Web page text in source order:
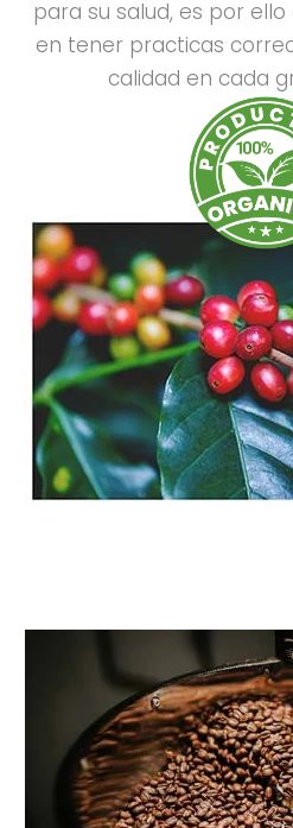
para su salud, es por
en tener practicas
calidad en cada